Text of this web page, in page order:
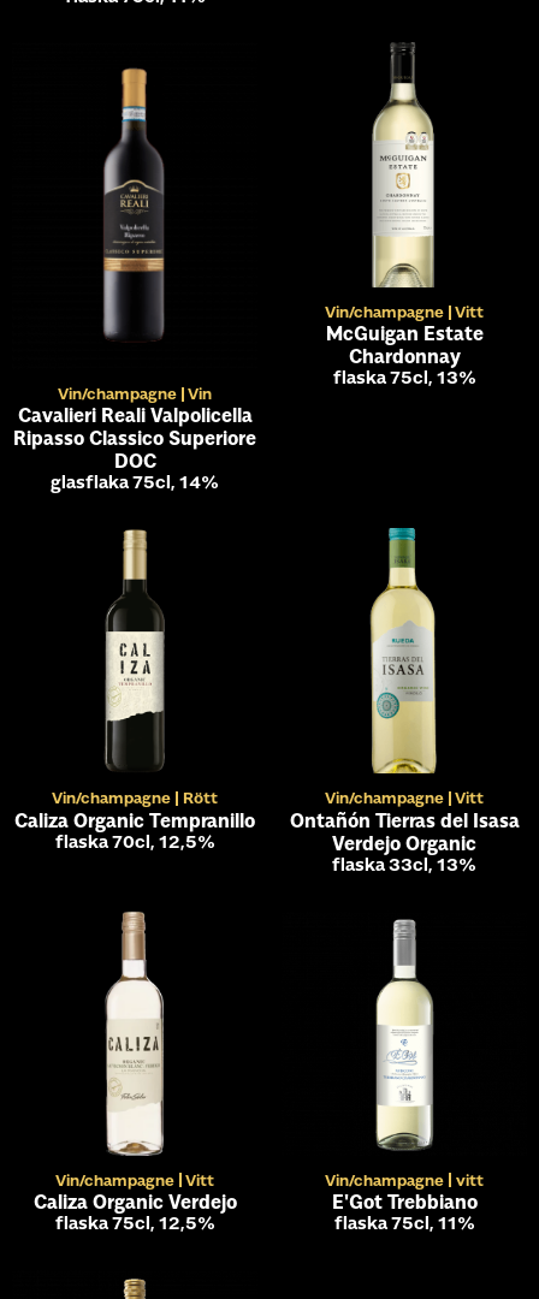
Vin/champagne Vin
Cavalieri Reali Valpolicella
Ripasso Classico Superiore
DOC
glasflaka 75cl, 14%
Vin/champagne Vitt
McGuigan Estate
Chardonnay
flaska 75cl, 13%
Vin/champagne Rött
Caliza Organic Tempranillo
flaska 70cl, 12,5%
Vin/champagne Vitt
Ontañón Tierras del Isasa
Verdejo Organic
flaska 33cl, 13%
Vin/champagne Vitt
Caliza Organic Verdejo
flaska 75cl, 12,5%
Vin/champagne vitt
E'Got Trebbiano
flaska 75cl, 11%